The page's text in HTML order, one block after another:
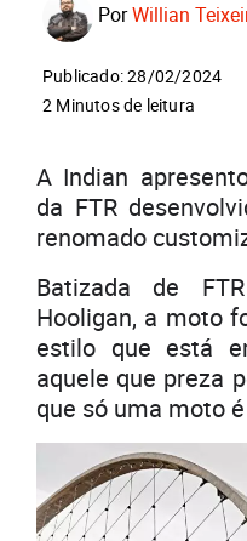
PorWillian
Publicado: 28/02/2024
2 Minutos de leitura
A Indian
da FTR
renomado
Batizada de
Hooligan, a moto
estilo que está
aquele que preza
que só uma moto